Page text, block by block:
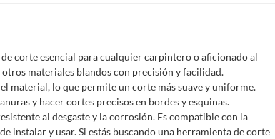
corte esencial para cualquier carpintero o aficionado al
materiales blandos con precisión y facilidad.
material, lo que permite un corte más suave y uniforme.
y hacer cortes precisos en bordes y esquinas.
al desgaste y la corrosión. Es compatible con la
instalar y usar. Si estás buscando una herramienta de corte